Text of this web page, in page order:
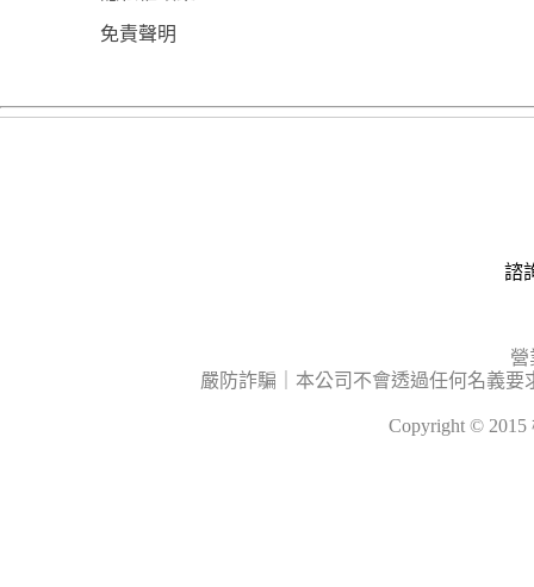
免責聲明
諮
營
嚴防詐騙｜本公司不會透過任何名義
Copyright ©